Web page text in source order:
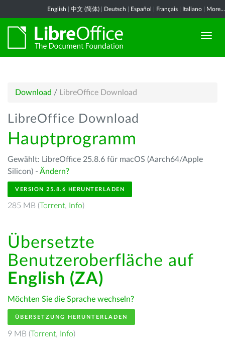
English 中文 (简体) Deutsch Español Français Italiano More...
Download / LibreOffice Download
LibreOffice Download
Hauptprogramm
Gewählt: LibreOffice 25.8.6 für macOS (Aarch64/Apple
Silicon) - Ändern?
VERSION 25.8.6 HERUNTERLADEN
285 MB (Torrent, Info)
Übersetzte
Benutzeroberfläche auf
English (ZA)
Möchten Sie die Sprache wechseln?
ÜBERSETZUNG HERUNTERLADEN
9 MB (Torrent, Info)